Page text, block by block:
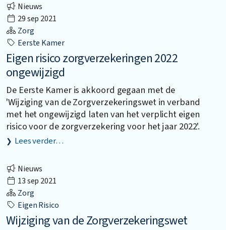
Nieuws
29 sep 2021
Zorg
Eerste Kamer
Eigen risico zorgverzekeringen 2022
ongewijzigd
De Eerste Kamer is akkoord gegaan met de
'Wijziging van de Zorgverzekeringswet in verband
met het ongewijzigd laten van het verplicht eigen
risico voor de zorgverzekering voor het jaar 2022'.
Lees verder…
Nieuws
13 sep 2021
Zorg
Eigen Risico
Wijziging van de Zorgverzekeringswet